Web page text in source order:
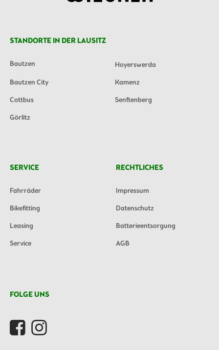
STANDORTE IN DER LAUSITZ
Bautzen
Hoyerswerda
Bautzen City
Kamenz
Cottbus
Senftenberg
Görlitz
SERVICE
Fahrräder
Bikefitting
Leasing
Service
RECHTLICHES
Impressum
Datenschutz
Batterieentsorgung
AGB
FOLGE UNS